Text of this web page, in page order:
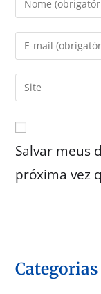
Salvar meus
próxima vez